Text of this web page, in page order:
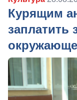
Курящим
заплатить